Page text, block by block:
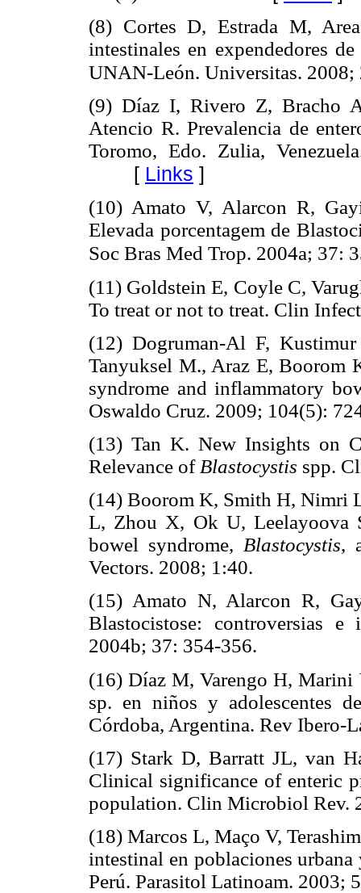
(8) Cortes D, Estrada M,
intestinales en expendedores
UNAN-León. Universitas.
(9) Díaz I, Rivero Z, Bracho
Atencio R. Prevalencia de
Toromo, Edo. Zulia,
[ Links ]
(10) Amato V, Alarcon R,
Elevada porcentagem de
Soc Bras Med Trop. 2004a; 37:
(11) Goldstein E, Coyle C,
To treat or not to treat. Clin
(12) Dogruman-Al F,
Tanyuksel M., Araz E, Boorom
syndrome and inflammatory
Oswaldo Cruz. 2009; 104(5):
(13) Tan K. New Insights on
Relevance of Blastocystis spp.
(14) Boorom K, Smith H, Nimri
L, Zhou X, Ok U, Leelayoova
bowel syndrome, Blastocystis,
Vectors. 2008; 1:40.
(15) Amato N, Alarcon R,
Blastocistose: controversias
2004b; 37: 354-356.
(16) Díaz M, Varengo H,
sp. en niños y adolescentes
Córdoba, Argentina. Rev Ibero-
(17) Stark D, Barratt JL, van
Clinical significance of enteric
population. Clin Microbiol Rev.
(18) Marcos L, Maço V,
intestinal en poblaciones
Perú. Parasitol Latinoam. 2003;